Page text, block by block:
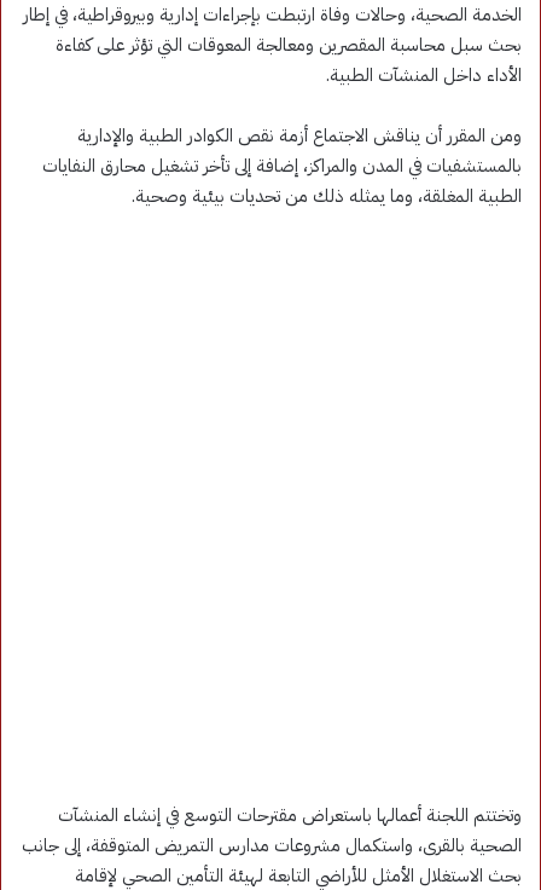
الخدمة الصحية، وحالات وفاة ارتبطت بإجراءات إدارية وبيروقراطية، في إطار
بحث سبل محاسبة المقصرين ومعالجة المعوقات التي تؤثر على كفاءة
الأداء داخل المنشآت الطبية.
ومن المقرر أن يناقش الاجتماع أزمة نقص الكوادر الطبية والإدارية
بالمستشفيات في المدن والمراكز، إضافة إلى تأخر تشغيل محارق النفايات
الطبية المغلقة، وما يمثله ذلك من تحديات بيئية وصحية.
وتختتم اللجنة أعمالها باستعراض مقترحات التوسع في إنشاء المنشآت
الصحية بالقرى، واستكمال مشروعات مدارس التمريض المتوقفة، إلى جانب
بحث الاستغلال الأمثل للأراضي التابعة لهيئة التأمين الصحي لإقامة